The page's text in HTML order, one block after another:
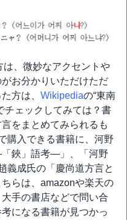
、微妙なアクセントや
お分かりいただけただ
方は、 Wikipediaの“東南
チェックしてみては？書
をまとめてみられるも
購入できる書籍に、河野
鋏」語考―」、「河野
義成氏の「慶尚道方言と
らは、amazonや楽天の
手の書店などで問い合
になる書籍が見つかっ